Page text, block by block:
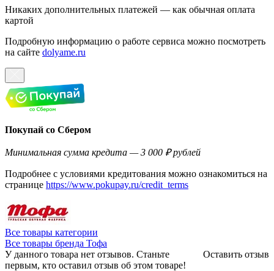
Никаких дополнительных платежей — как обычная оплата
картой
Подробную информацию о работе сервиса можно посмотреть
на сайте dolyame.ru
Покупай со Сбером
Минимальная сумма кредита — 3 000 ₽ рублей
Подробнее с условиями кредитования можно ознакомиться на
странице https://www.pokupay.ru/credit_terms
Все товары категории
Все товары бренда Тофа
Оставить отзыв
У данного товара нет отзывов. Станьте
первым, кто оставил отзыв об этом товаре!